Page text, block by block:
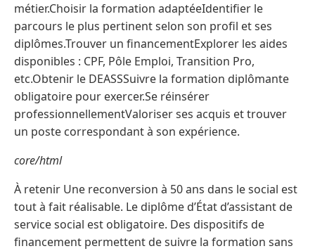
métier.Choisir la formation adaptéeIdentifier le
parcours le plus pertinent selon son profil et ses
diplômes.Trouver un financementExplorer les aides
disponibles : CPF, Pôle Emploi, Transition Pro,
etc.Obtenir le DEASSSuivre la formation diplômante
obligatoire pour exercer.Se réinsérer
professionnellementValoriser ses acquis et trouver
un poste correspondant à son expérience.
core/html
À retenir Une reconversion à 50 ans dans le social est
tout à fait réalisable. Le diplôme d’État d’assistant de
service social est obligatoire. Des dispositifs de
financement permettent de suivre la formation sans